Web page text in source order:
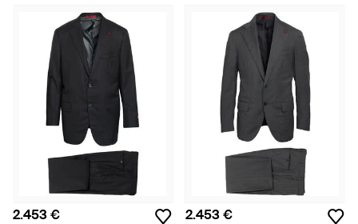
2.453 € 2.453 €